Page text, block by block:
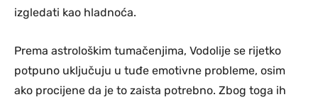
izgledati kao hladnoća.
Prema astrološkim tumačenjima, Vodolije se rijetko
potpuno uključuju u tuđe emotivne probleme, osim
ako procijene da je to zaista potrebno. Zbog toga ih